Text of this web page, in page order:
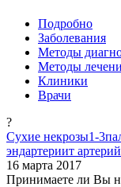
Подробно
Заболевания
Методы
Методы
Клиники
Врачи
?
Сухие некрозы1-
эндартериит
16 марта 2017
Принимаете ли Вы